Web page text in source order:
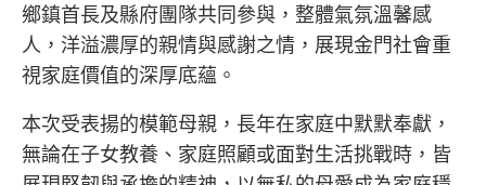
鄉鎮首長及縣府團隊共同參與，整體氣氛溫馨感
人，洋溢濃厚的親情與感謝之情，展現金門社會重
視家庭價值的深厚底蘊。
本次受表揚的模範母親，長年在家庭中默默奉獻，
無論在子女教養、家庭照顧或面對生活挑戰時，皆